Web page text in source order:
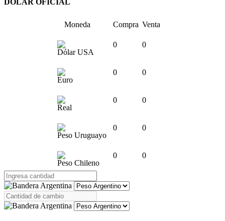
Moneda Compra Venta
Dólar USA
0 0
Euro
0 0
Real
0 0
Peso Uruguayo
0 0
Peso Chileno
0 0